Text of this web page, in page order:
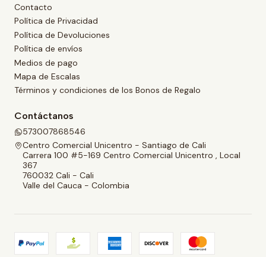
Contacto
Política de Privacidad
Política de Devoluciones
Política de envíos
Medios de pago
Mapa de Escalas
Términos y condiciones de los Bonos de Regalo
Contáctanos
573007868546
Centro Comercial Unicentro - Santiago de Cali
Carrera 100 #5-169 Centro Comercial Unicentro , Local
367
760032 Cali - Cali
Valle del Cauca - Colombia